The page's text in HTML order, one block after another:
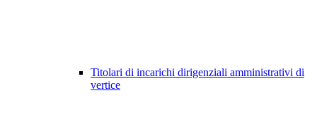
Titolari di incarichi dirigenziali amministrativi di
vertice